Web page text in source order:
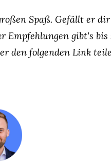
Spaß. Gefällt er
Empfehlungen gibt's bis
den folgenden Link